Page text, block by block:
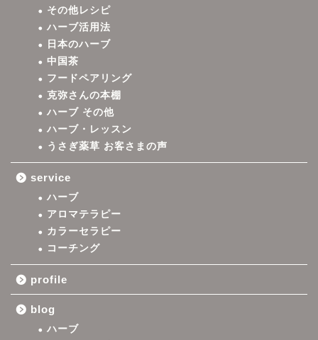
その他レシピ
ハーブ活用法
日本のハーブ
中国茶
フードペアリング
克弥さんの本棚
ハーブ その他
ハーブ・レッスン
うさぎ薬草 お客さまの声
service
ハーブ
アロマテラピー
カラーセラピー
コーチング
profile
blog
ハーブ